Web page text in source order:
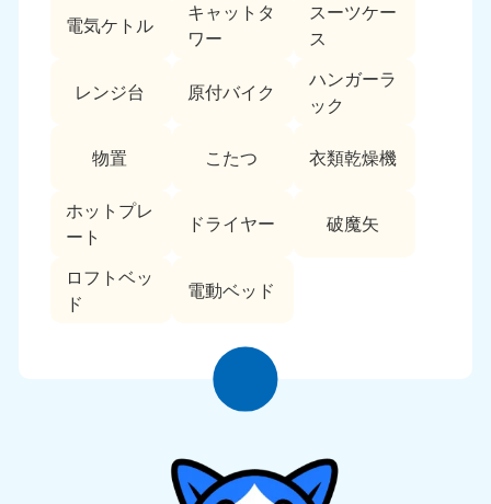
電気ケトル
キャットタ
ワー
スーツケー
ス
レンジ台 原付バイク
ハンガーラ
ック
物置 こたつ 衣類乾燥機
ホットプレ
ート
ドライヤー 破魔矢
ロフトベッ
ド
電動ベッド